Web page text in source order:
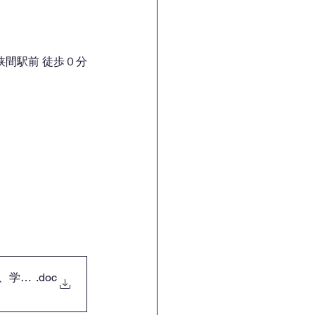
駅前 徒歩０分
学科」.doc